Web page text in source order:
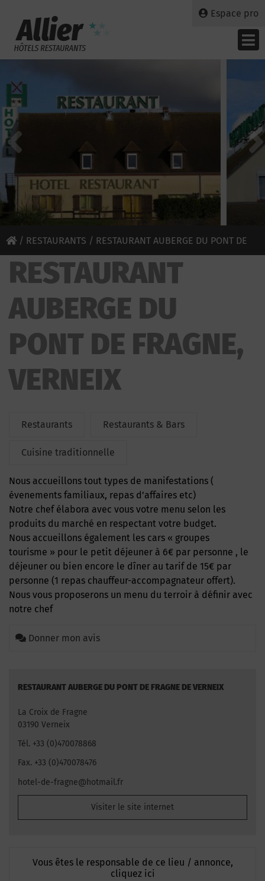
Espace pro
/ RESTAURANTS / RESTAURANT AUBERGE DU PONT DE
FRAGNE
RESTAURANT
AUBERGE DU
PONT DE FRAGNE,
VERNEIX
Restaurants Restaurants & Bars
Cuisine traditionnelle
Nous accueillons tout types de manifestations (
évenements familiaux, repas d’affaires etc)
Notre chef élabora avec vous votre menu selon les
produits du marché en respectant votre budget.
Nous accueillons également les cars « groupes
tourisme » pour le petit déjeuner à 6€ par personne , le
déjeuner ou bien encore le dîner au tarif de 15€ par
personne (1 repas chauffeur-accompagnateur offert).
Nous vous proposerons un menu du terroir à définir avec
notre chef
Donner mon avis
RESTAURANT AUBERGE DU PONT DE FRAGNE DE VERNEIX
La Croix de Fragne
03190 Verneix
Tél. +33 (0)470078868
Fax. +33 (0)470078476
hotel-de-fragne@hotmail.fr
Visiter le site internet
Vous êtes le responsable de ce lieu / annonce,
cliquez ici